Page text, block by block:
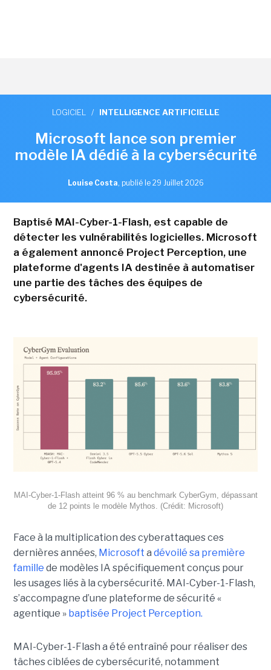
LOGICIEL / INTELLIGENCE ARTIFICIELLE
Microsoft lance son premier
modèle IA dédié à la cybersécurité
Louise Costa, publié le 29 Juillet 2026
Baptisé MAI-Cyber-1-Flash, est capable de
détecter les vulnérabilités logicielles. Microsoft
a également annoncé Project Perception, une
plateforme d'agents IA destinée à automatiser
une partie des tâches des équipes de
cybersécurité.
MAI-Cyber-1-Flash atteint 96 % au benchmark CyberGym, dépassant
de 12 points le modèle Mythos. (Crédit: Microsoft)
Face à la multiplication des cyberattaques ces
dernières années, Microsoft a dévoilé sa première
famille de modèles IA spécifiquement conçus pour
les usages liés à la cybersécurité. MAI-Cyber-1-Flash,
s’accompagne d’une plateforme de sécurité «
agentique » baptisée Project Perception.
MAI-Cyber-1-Flash a été entraîné pour réaliser des
tâches ciblées de cybersécurité, notamment